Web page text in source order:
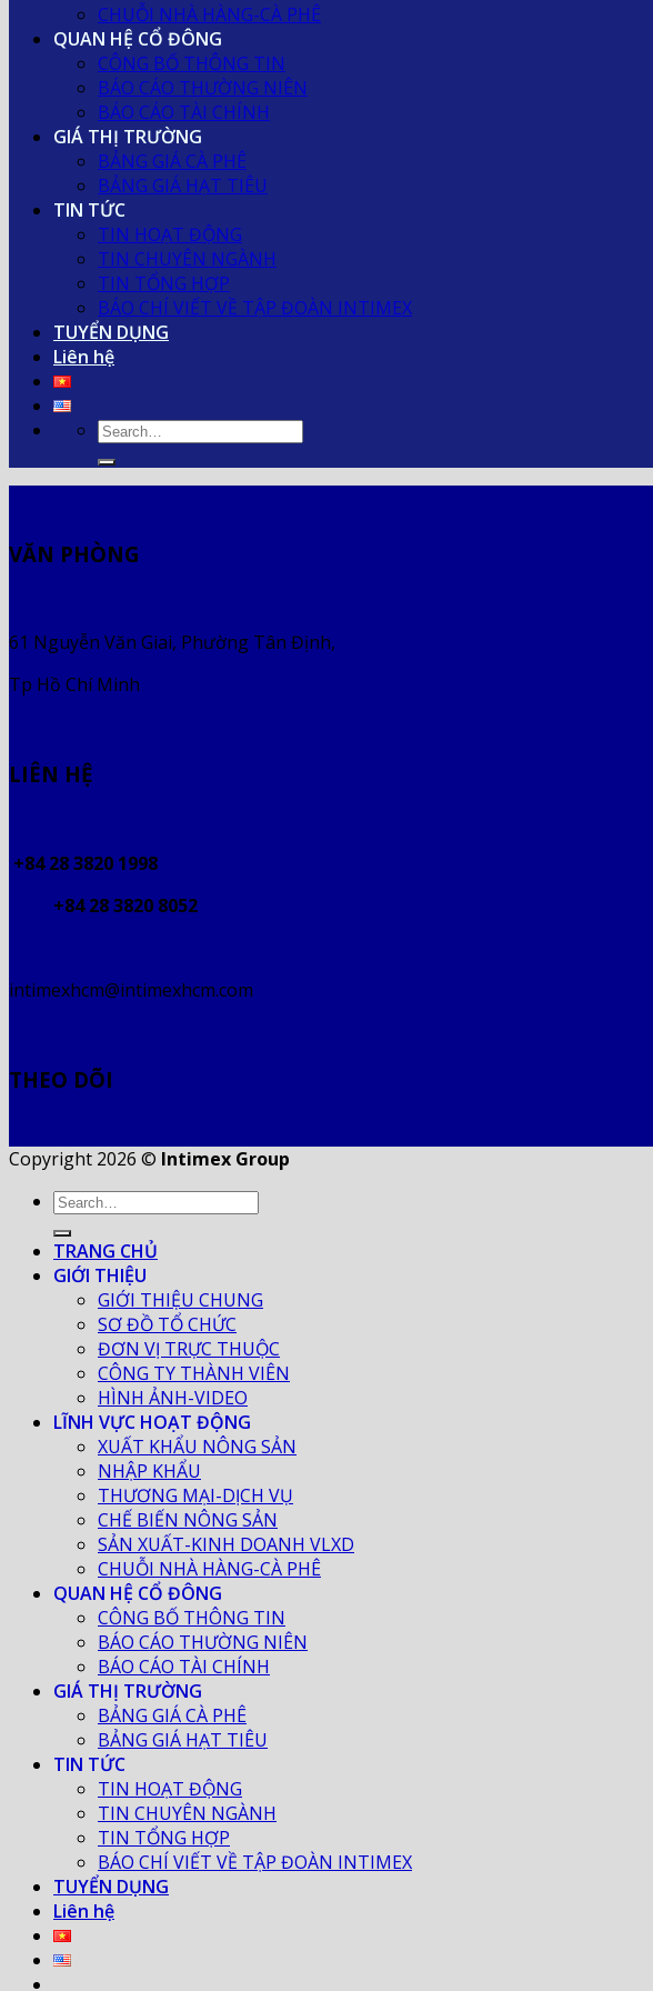
CHUỖI NHÀ HÀNG-CÀ PHÊ
QUAN HỆ CỔ ĐÔNG
CÔNG BỐ THÔNG TIN
BÁO CÁO THƯỜNG NIÊN
BÁO CÁO TÀI CHÍNH
GIÁ THỊ TRƯỜNG
BẢNG GIÁ CÀ PHÊ
BẢNG GIÁ HẠT TIÊU
TIN TỨC
TIN HOẠT ĐỘNG
TIN CHUYÊN NGÀNH
TIN TỔNG HỢP
BÁO CHÍ VIẾT VỀ TẬP ĐOÀN INTIMEX
TUYỂN DỤNG
Liên hệ
VĂN PHÒNG
61 Nguyễn Văn Giai, Phường Tân Định,
Tp Hồ Chí Minh
LIÊN HỆ
+84 28 3820 1998
+84 28 3820 8052
intimexhcm@intimexhcm.com
THEO DÕI
Copyright 2026 © Intimex Group
TRANG CHỦ
GIỚI THIỆU
GIỚI THIỆU CHUNG
SƠ ĐỒ TỔ CHỨC
ĐƠN VỊ TRỰC THUỘC
CÔNG TY THÀNH VIÊN
HÌNH ẢNH-VIDEO
LĨNH VỰC HOẠT ĐỘNG
XUẤT KHẨU NÔNG SẢN
NHẬP KHẨU
THƯƠNG MẠI-DỊCH VỤ
CHẾ BIẾN NÔNG SẢN
SẢN XUẤT-KINH DOANH VLXD
CHUỖI NHÀ HÀNG-CÀ PHÊ
QUAN HỆ CỔ ĐÔNG
CÔNG BỐ THÔNG TIN
BÁO CÁO THƯỜNG NIÊN
BÁO CÁO TÀI CHÍNH
GIÁ THỊ TRƯỜNG
BẢNG GIÁ CÀ PHÊ
BẢNG GIÁ HẠT TIÊU
TIN TỨC
TIN HOẠT ĐỘNG
TIN CHUYÊN NGÀNH
TIN TỔNG HỢP
BÁO CHÍ VIẾT VỀ TẬP ĐOÀN INTIMEX
TUYỂN DỤNG
Liên hệ